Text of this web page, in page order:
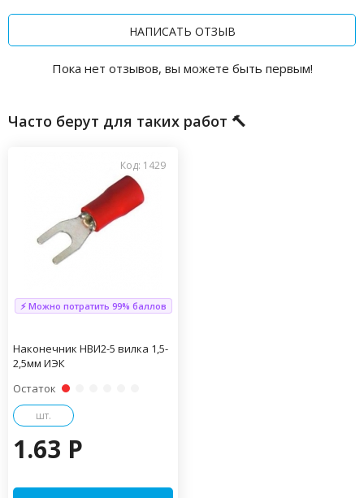
НАПИСАТЬ ОТЗЫВ
Пока нет отзывов, вы можете быть первым!
Часто берут для таких работ 🔨
Код: 1429
⚡ Можно потратить 99% баллов
Наконечник НВИ2-5 вилка 1,5-
2,5мм ИЭК
Остаток
шт.
1.63 P